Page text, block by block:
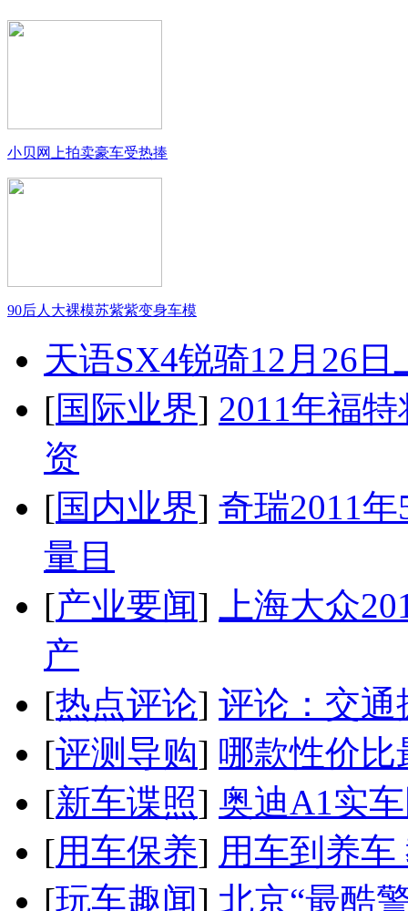
小贝网上拍卖豪车受热捧
90后人大裸模苏紫紫变身车模
天语SX4锐骑12月26
[国际业界] 2011年福
资
[国内业界] 奇瑞2011
量目
[产业要闻]
上海大众
产
[热点评论] 评论：交通
[评测导购] 哪款性价比
[新车谍照] 奥迪A1实
[用车保养] 用车到养
[玩车趣闻] 北京“最酷